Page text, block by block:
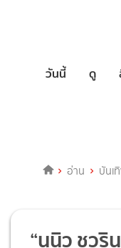
วันนี้ ดู
อ่าน บันเ
“นุนิว ชวริ